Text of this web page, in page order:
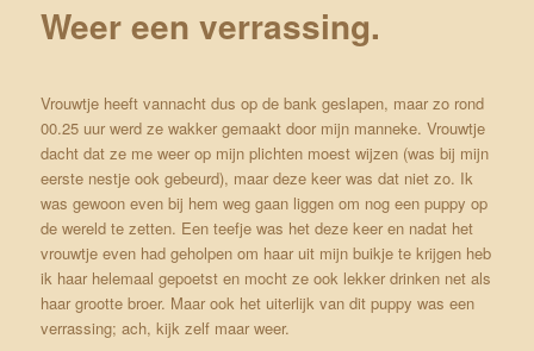
Weer een verrassing.
Vrouwtje heeft vannacht dus op de bank geslapen, maar zo rond
00.25 uur werd ze wakker gemaakt door mijn manneke. Vrouwtje
dacht dat ze me weer op mijn plichten moest wijzen (was bij mijn
eerste nestje ook gebeurd), maar deze keer was dat niet zo. Ik
was gewoon even bij hem weg gaan liggen om nog een puppy op
de wereld te zetten. Een teefje was het deze keer en nadat het
vrouwtje even had geholpen om haar uit mijn buikje te krijgen heb
ik haar helemaal gepoetst en mocht ze ook lekker drinken net als
haar grootte broer. Maar ook het uiterlijk van dit puppy was een
verrassing; ach, kijk zelf maar weer.